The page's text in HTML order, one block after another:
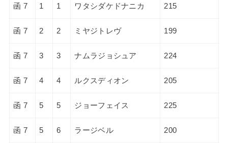
函 7 1 1 ワタシダケドナニカ 215
函 7 2 2 ミヤジトレヴ 199
函 7 3 3 ナムラジョシュア 224
函 7 4 4 ルクスディオン 205
函 7 5 5 ジョーフェイス 225
函 7 5 6 ラージベル 200